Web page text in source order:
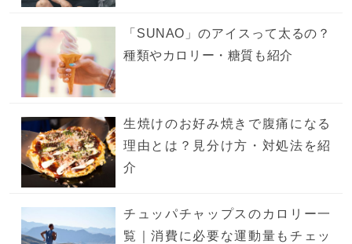
「SUNAO」のアイスって太るの？
種類やカロリー・糖質も紹介
生焼けのお好み焼きで腹痛になる
理由とは？見分け方・対処法を紹
介
チュッパチャップスのカロリー一
覧｜消費に必要な運動量もチェッ